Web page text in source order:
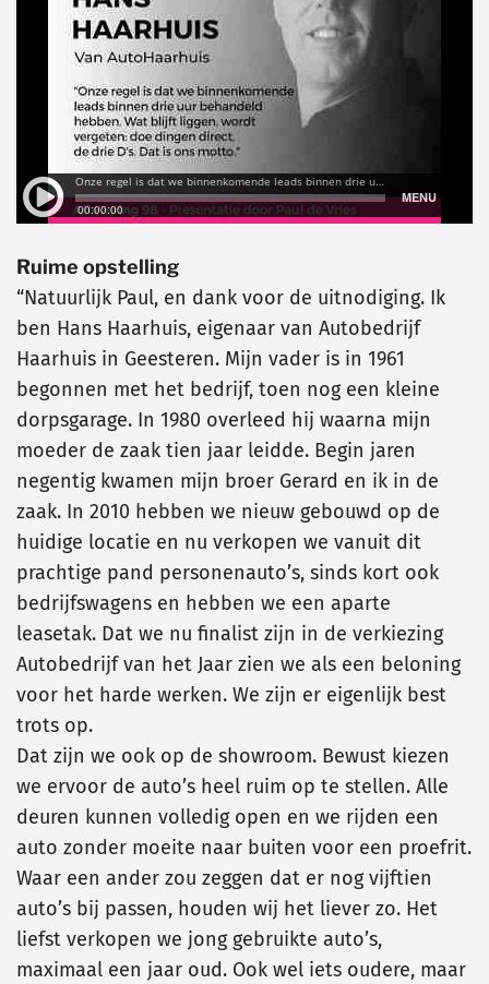
Ruime opstelling
“Natuurlijk Paul, en dank voor de uitnodiging. Ik
ben Hans Haarhuis, eigenaar van Autobedrijf
Haarhuis in Geesteren. Mijn vader is in 1961
begonnen met het bedrijf, toen nog een kleine
dorpsgarage. In 1980 overleed hij waarna mijn
moeder de zaak tien jaar leidde. Begin jaren
negentig kwamen mijn broer Gerard en ik in de
zaak. In 2010 hebben we nieuw gebouwd op de
huidige locatie en nu verkopen we vanuit dit
prachtige pand personenauto’s, sinds kort ook
bedrijfswagens en hebben we een aparte
leasetak. Dat we nu finalist zijn in de verkiezing
Autobedrijf van het Jaar zien we als een beloning
voor het harde werken. We zijn er eigenlijk best
trots op.
Dat zijn we ook op de showroom. Bewust kiezen
we ervoor de auto’s heel ruim op te stellen. Alle
deuren kunnen volledig open en we rijden een
auto zonder moeite naar buiten voor een proefrit.
Waar een ander zou zeggen dat er nog vijftien
auto’s bij passen, houden wij het liever zo. Het
liefst verkopen we jong gebruikte auto’s,
maximaal een jaar oud. Ook wel iets oudere, maar